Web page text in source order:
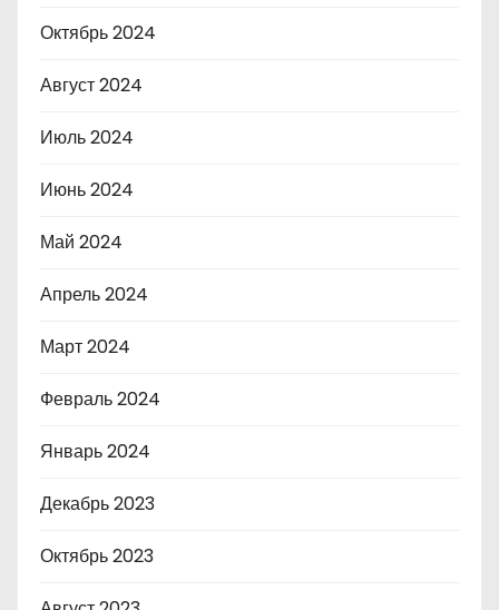
Октябрь 2024
Август 2024
Июль 2024
Июнь 2024
Май 2024
Апрель 2024
Март 2024
Февраль 2024
Январь 2024
Декабрь 2023
Октябрь 2023